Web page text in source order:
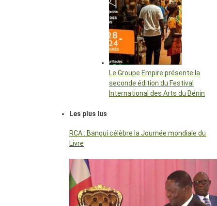
Le Groupe Empire présente la
seconde édition du Festival
International des Arts du Bénin
Les plus lus
RCA : Bangui célèbre la Journée mondiale du
Livre